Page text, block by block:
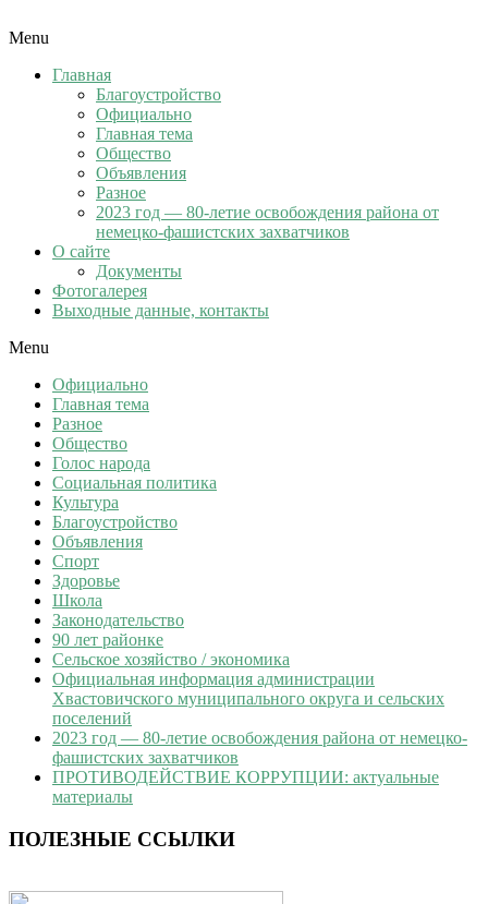
Menu
Главная
Благоустройство
Официально
Главная тема
Общество
Объявления
Разное
2023 год — 80-летие освобождения района от
немецко-фашистских захватчиков
О сайте
Документы
Фотогалерея
Выходные данные, контакты
Menu
Официально
Главная тема
Разное
Общество
Голос народа
Социальная политика
Культура
Благоустройство
Объявления
Спорт
Здоровье
Школа
Законодательство
90 лет районке
Сельское хозяйство / экономика
Официальная информация администрации
Хвастовичского муниципального округа и сельских
поселений
2023 год — 80-летие освобождения района от немецко-
фашистских захватчиков
ПРОТИВОДЕЙСТВИЕ КОРРУПЦИИ: актуальные
материалы
ПОЛЕЗНЫЕ ССЫЛКИ